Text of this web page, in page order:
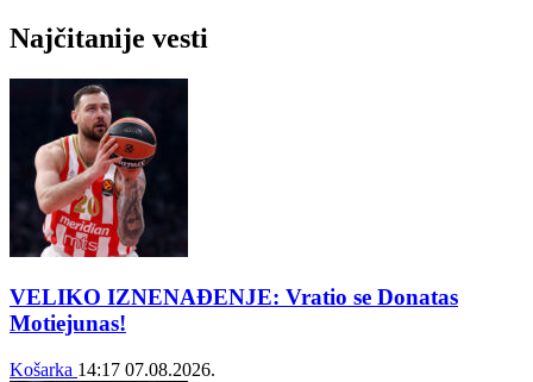
Najčitanije vesti
VELIKO IZNENAĐENJE: Vratio se Donatas
Motiejunas!
Košarka 14:17 07.08.2026.